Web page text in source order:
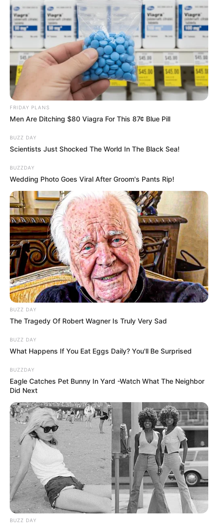
FRIDAY PLANS
Men Are Ditching $80 Viagra For This 87¢ Blue Pill
BUZZ DAY
Scientists Just Shocked The World In The Black Sea!
BUZZDAY
Wedding Photo Goes Viral After Groom's Pants Rip!
BUZZ DAY
The Tragedy Of Robert Wagner Is Truly Very Sad
BUZZ DAY
What Happens If You Eat Eggs Daily? You'll Be Surprised
BUZZDAY
Eagle Catches Pet Bunny In Yard -Watch What The Neighbor
Did Next
BUZZ DAY